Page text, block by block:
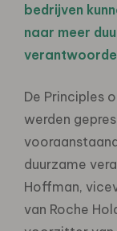
bedrijven
naar meer
De Principles
werden
duurzame
Hoffman,
van Roche